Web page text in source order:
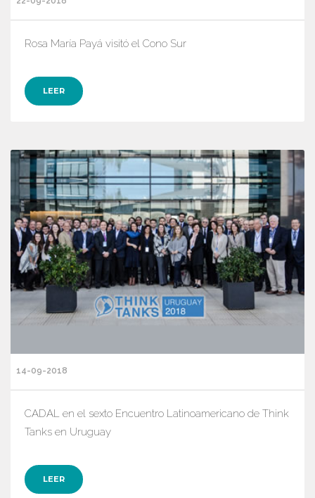
Rosa María Payá visitó el Cono Sur
LEER
14-09-2018
CADAL en el sexto Encuentro Latinoamericano de Think
Tanks en Uruguay
LEER